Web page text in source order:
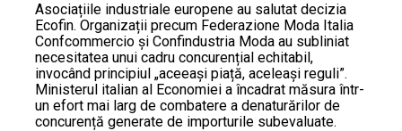
Asociațiile industriale europene au salutat decizia
Ecofin. Organizații precum Federazione Moda Italia
Confcommercio și Confindustria Moda au subliniat
necesitatea unui cadru concurențial echitabil,
invocând principiul „aceeași piață, aceleași reguli”.
Ministerul italian al Economiei a încadrat măsura într-
un efort mai larg de combatere a denaturărilor de
concurență generate de importurile subevaluate.